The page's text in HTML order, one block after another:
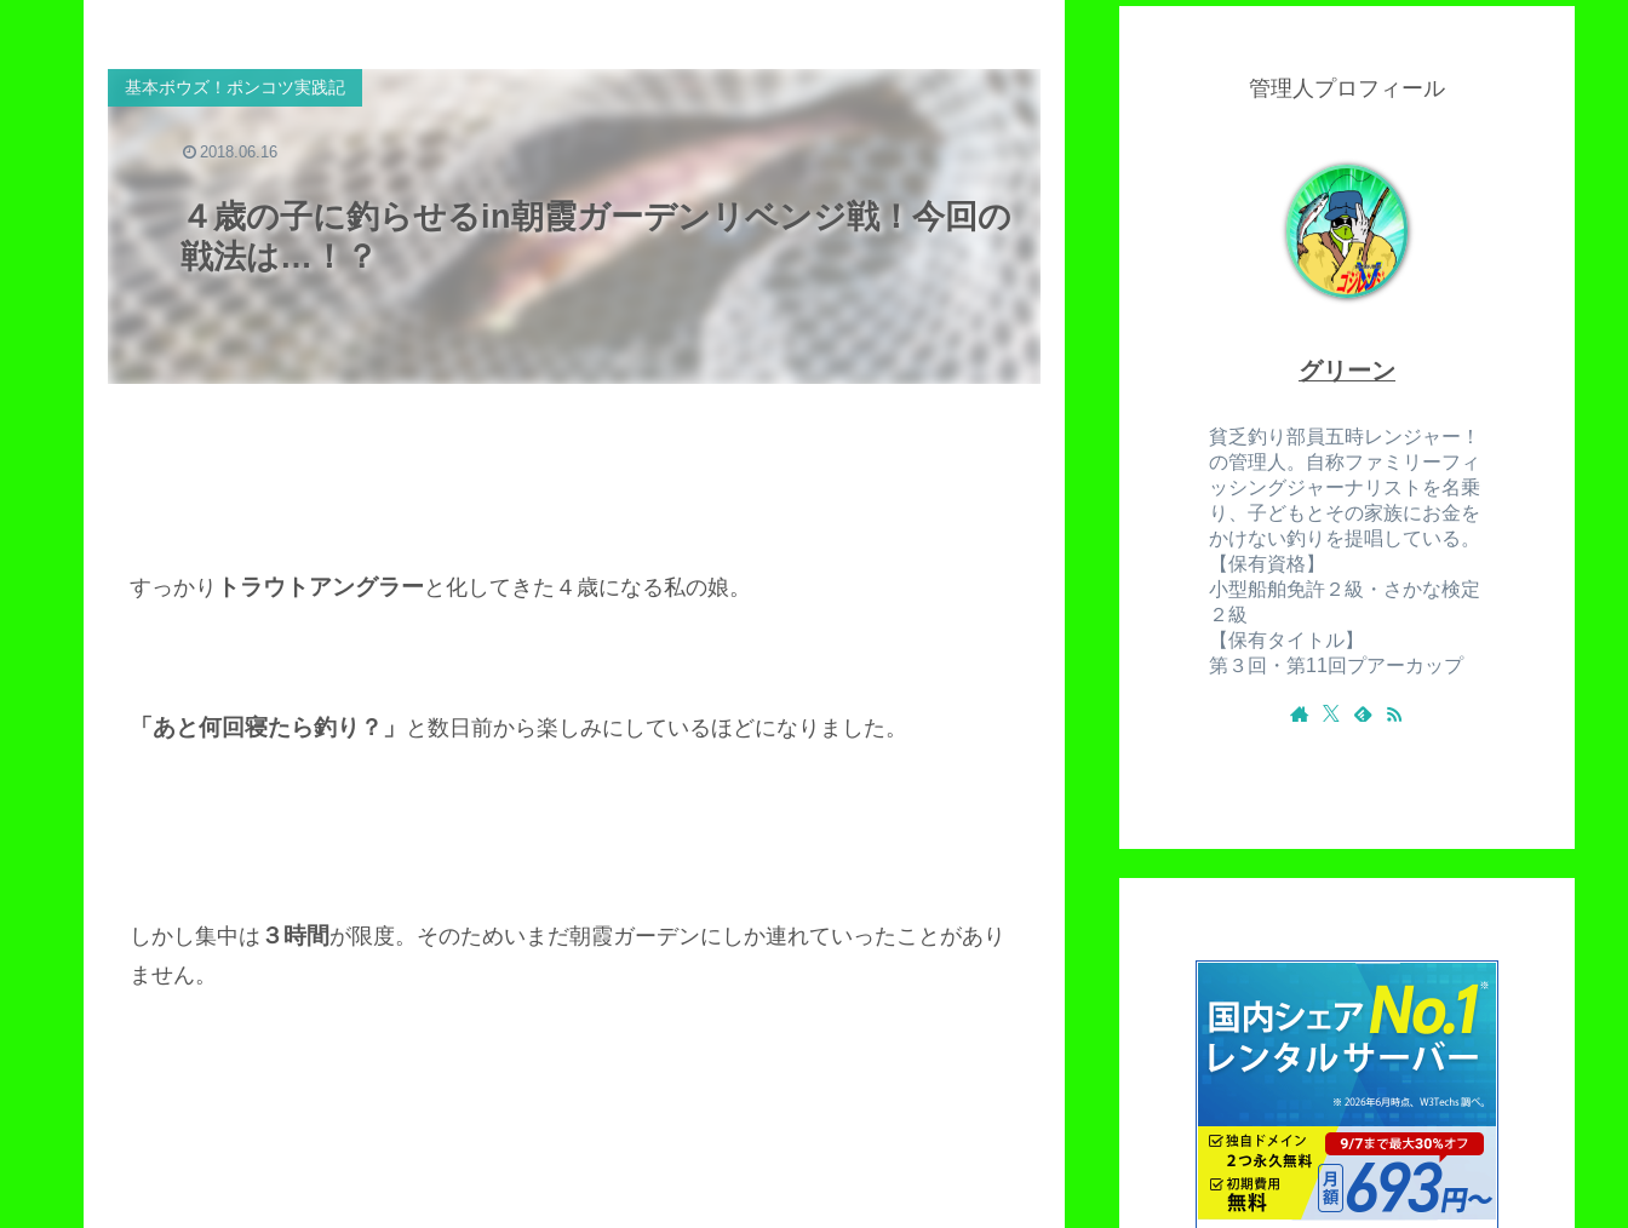
４歳の子に釣らせるin朝霞ガーデンリベンジ戦！今回の
戦法は…！？
基本ボウズ！ポンコツ実践記
2018.06.16
すっかり トラウトアングラー と化してきた４歳になる私の娘。
「あと何回寝たら釣り？」 と数日前から楽しみにしているほどになりました。
しかし集中は ３時間が限度。そのためいまだ朝霞ガーデンにしか連れていったことがあり
ません。
管理人プロフィール
グリーン
貧乏釣り部員五時レンジャー！
の管理人。自称ファミリーフィ
ッシングジャーナリストを名乗
り、子どもとその家族にお金を
かけない釣りを提唱している。
【保有資格】
小型船舶免許２級・さかな検定
２級
【保有タイトル】
第３回・第11回プアーカップ